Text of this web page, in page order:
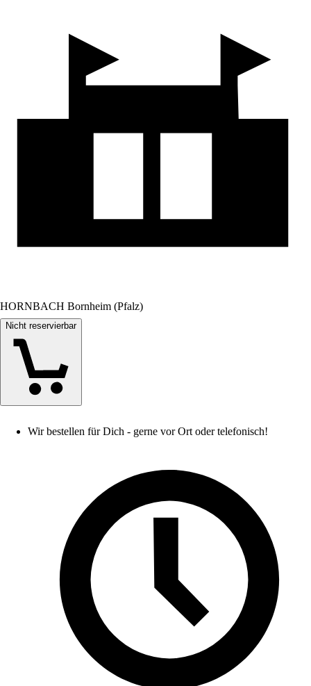
HORNBACH Bornheim (Pfalz)
Nicht reservierbar
Wir bestellen für Dich - gerne vor Ort oder telefonisch!